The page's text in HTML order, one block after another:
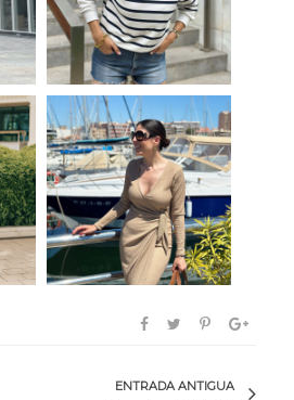
Gio
ENTRADA ANTIGUA